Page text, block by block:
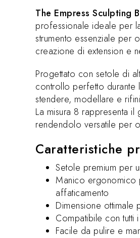
The Empress Sculpting
professionale ideale per
strumento essenziale per
creazione di extension e
Progettato con setole di
controllo perfetto durante
stendere, modellare e
La misura 8 rappresenta
rendendolo versatile per
Caratteristiche
Setole premium per
Manico ergonomico
affaticamento
Dimensione
Compatibile con tutti
Facile da pulire e